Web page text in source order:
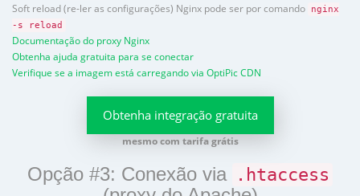
Soft reload (re-ler as configurações) Nginx pode ser por comando
nginx
-s reload
Documentação do proxy Nginx
Obtenha ajuda gratuita para se conectar
Verifique se a imagem está carregando via OptiPic CDN
Obtenha integração gratuita
mesmo com tarifa grátis
Opção #3: Conexão via .htaccess